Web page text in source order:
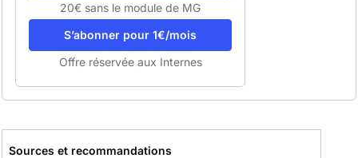
20€ sans le module de MG
S’abonner pour 1€/mois
Offre réservée aux Internes
Sources et recommandations